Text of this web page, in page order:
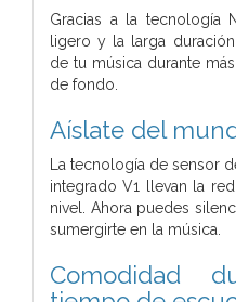
Gracias a la tecnología
ligero y la larga
de tu música durante
de fondo.
Aíslate del
La tecnología de sensor
integrado V1 llevan la
nivel. Ahora puedes
sumergirte en la música.
Comodidad